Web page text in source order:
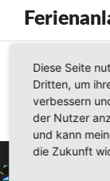
5
Kontakt: Dirk
Diese Seite
Dritten, um
verbessern
der Nutzer
und kann
die Zukunft